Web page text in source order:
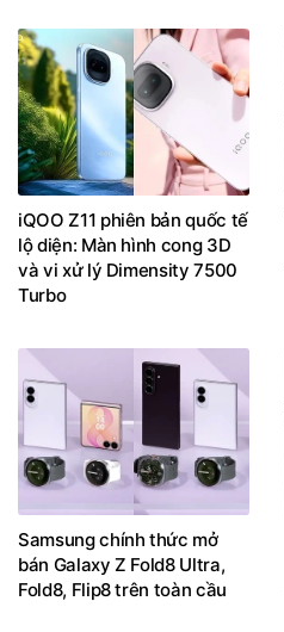
iQOO Z11 phiên bản quốc tế
lộ diện: Màn hình cong 3D
và vi xử lý Dimensity 7500
Turbo
Samsung chính thức mở
bán Galaxy Z Fold8 Ultra,
Fold8, Flip8 trên toàn cầu